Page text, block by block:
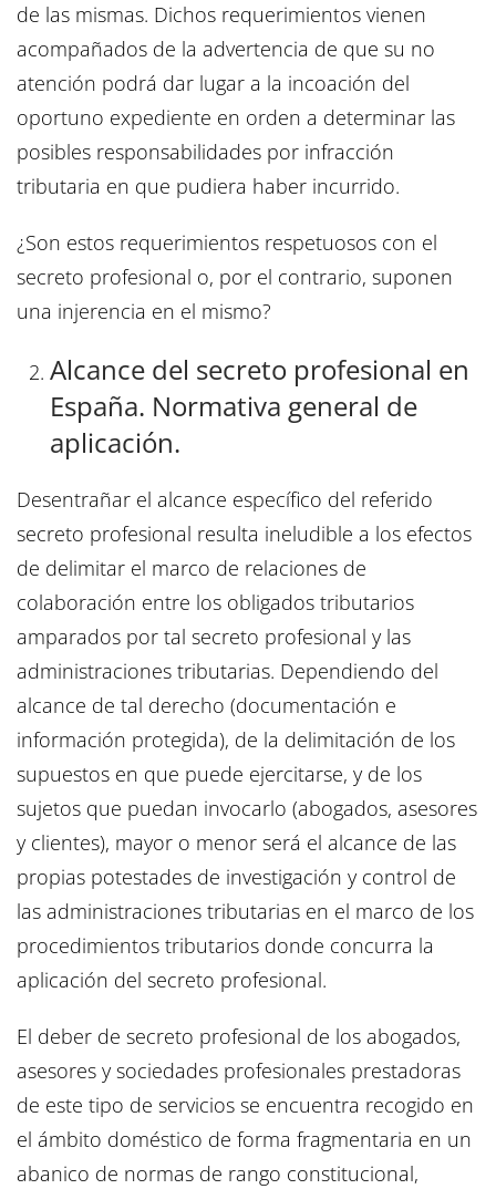
de las mismas. Dichos requerimientos vienen
acompañados de la advertencia de que su no
atención podrá dar lugar a la incoación del
oportuno expediente en orden a determinar las
posibles responsabilidades por infracción
tributaria en que pudiera haber incurrido.
¿Son estos requerimientos respetuosos con el
secreto profesional o, por el contrario, suponen
una injerencia en el mismo?
Alcance del secreto profesional en
España. Normativa general de
aplicación.
Desentrañar el alcance específico del referido
secreto profesional resulta ineludible a los efectos
de delimitar el marco de relaciones de
colaboración entre los obligados tributarios
amparados por tal secreto profesional y las
administraciones tributarias. Dependiendo del
alcance de tal derecho (documentación e
información protegida), de la delimitación de los
supuestos en que puede ejercitarse, y de los
sujetos que puedan invocarlo (abogados, asesores
y clientes), mayor o menor será el alcance de las
propias potestades de investigación y control de
las administraciones tributarias en el marco de los
procedimientos tributarios donde concurra la
aplicación del secreto profesional.
El deber de secreto profesional de los abogados,
asesores y sociedades profesionales prestadoras
de este tipo de servicios se encuentra recogido en
el ámbito doméstico de forma fragmentaria en un
abanico de normas de rango constitucional,